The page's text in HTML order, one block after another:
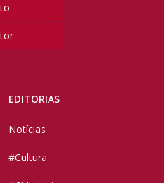
EDITORIAS
Notícias
#Cultura